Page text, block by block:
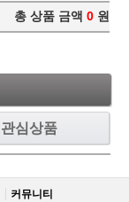
총 상품 금액 0 원
관심상품
커뮤니티